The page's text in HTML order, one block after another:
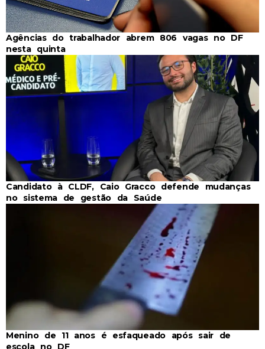
Agências do trabalhador abrem 806 vagas no DF
nesta quinta
Candidato à CLDF, Caio Gracco defende mudanças
no sistema de gestão da Saúde
Menino de 11 anos é esfaqueado após sair de
escola no DF